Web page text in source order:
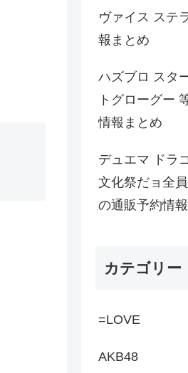
ヴァイス ステ
報まとめ
ハズブロ スタ
トグローグー
情報まとめ
デュエマ ドラ
文化祭だョ全
の通販予約情
カテゴリー
=LOVE
AKB48